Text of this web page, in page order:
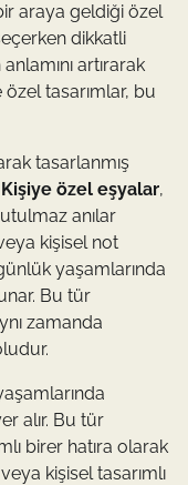
araya geldiği özel
dikkatli
artırarak
tasarımlar, bu
tasarlanmış
Kişiye özel eşyalar,
anılar
kişisel not
yaşamlarında
Bu tür
zamanda
alır. Bu tür
birer hatıra olarak
veya kişisel tasarımlı